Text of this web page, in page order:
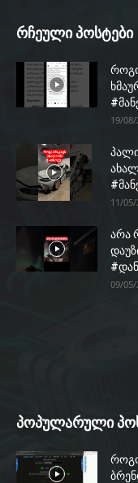
რჩეული პოსტები
19/
11/
არა
09/05/
პოპულარული